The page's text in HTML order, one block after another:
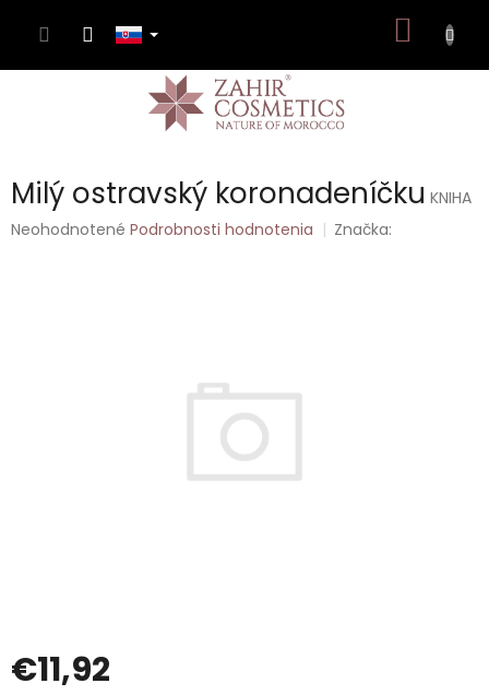
KOŠÍK
Milý ostravský koronadeníčku KNIHA
Priemerné
Neohodnotené Podrobnosti hodnotenia Značka:
€11,92